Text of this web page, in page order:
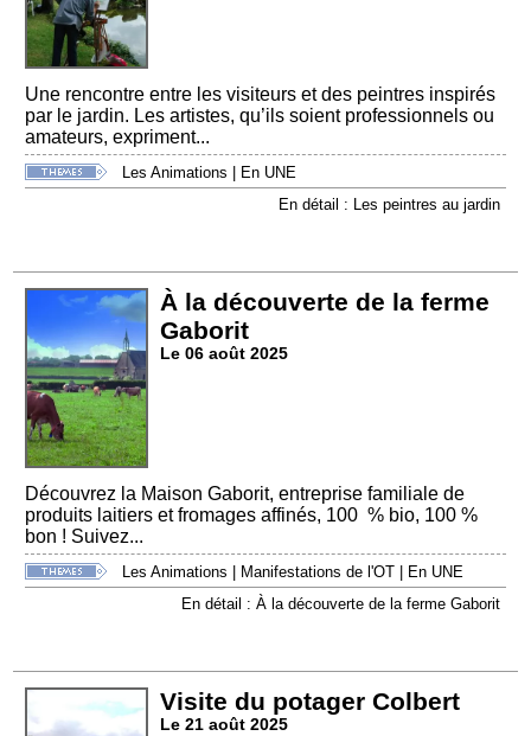
Une rencontre entre les visiteurs et des peintres inspirés
par le jardin. Les artistes, qu’ils soient professionnels ou
amateurs, expriment...
Les Animations | En UNE
En détail : Les peintres au jardin
À la découverte de la ferme
Gaborit
Le 06 août 2025
Découvrez la Maison Gaborit, entreprise familiale de
produits laitiers et fromages affinés, 100 % bio, 100 %
bon ! Suivez...
Les Animations Manifestations de l'OT
En UNE
En détail : À la découverte de la ferme Gaborit
Visite du potager Colbert
Le 21 août 2025